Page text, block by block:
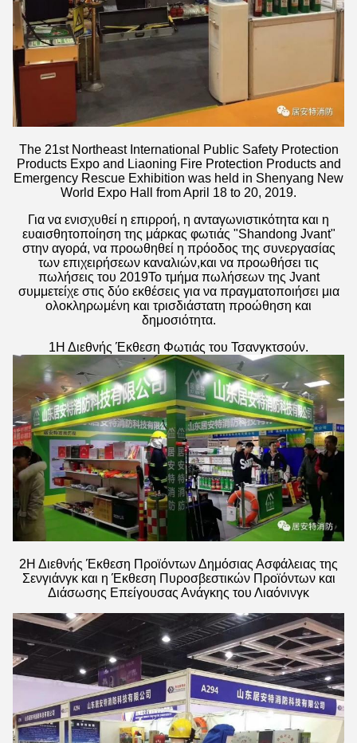
The 21st Northeast International Public Safety Protection
Products Expo and Liaoning Fire Protection Products and
Emergency Rescue Exhibition was held in Shenyang New
World Expo Hall from April 18 to 20, 2019.
Για να ενισχυθεί η επιρροή, η ανταγωνιστικότητα και η
ευαισθητοποίηση της μάρκας φωτιάς "Shandong Jvant"
στην αγορά, να προωθηθεί η πρόοδος της συνεργασίας
των επιχειρήσεων καναλιών,και να προωθήσει τις
πωλήσεις του 2019Το τμήμα πωλήσεων της Jvant
συμμετείχε στις δύο εκθέσεις για να πραγματοποιήσει μια
ολοκληρωμένη και τρισδιάστατη προώθηση και
δημοσιότητα.
1Η Διεθνής Έκθεση Φωτιάς του Τσανγκτσούν.
2Η Διεθνής Έκθεση Προϊόντων Δημόσιας Ασφάλειας της
Σενγιάνγκ και η Έκθεση Πυροσβεστικών Προϊόντων και
Διάσωσης Επείγουσας Ανάγκης του Λιαόνινγκ